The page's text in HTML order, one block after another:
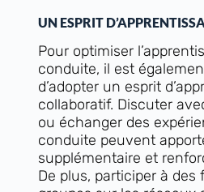
UN ESPRIT
Pour optimiser
conduite, il est
d’adopter un esprit
collaboratif. Discuter
ou échanger des
conduite peuvent
supplémentaire et
De plus, participer à des